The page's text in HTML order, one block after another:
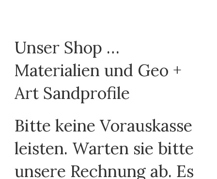
Unser Shop …
Materialien und Geo +
Art Sandprofile
Bitte keine Vorauskasse
leisten. Warten sie bitte
unsere Rechnung ab. Es